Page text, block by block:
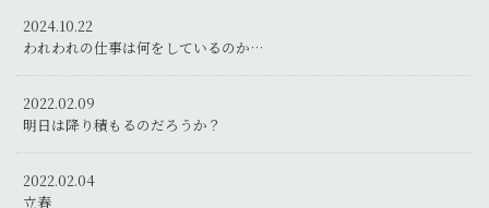
2024.10.22
われわれの仕事は何をしているのか…
2022.02.09
明日は降り積もるのだろうか？
2022.02.04
立春